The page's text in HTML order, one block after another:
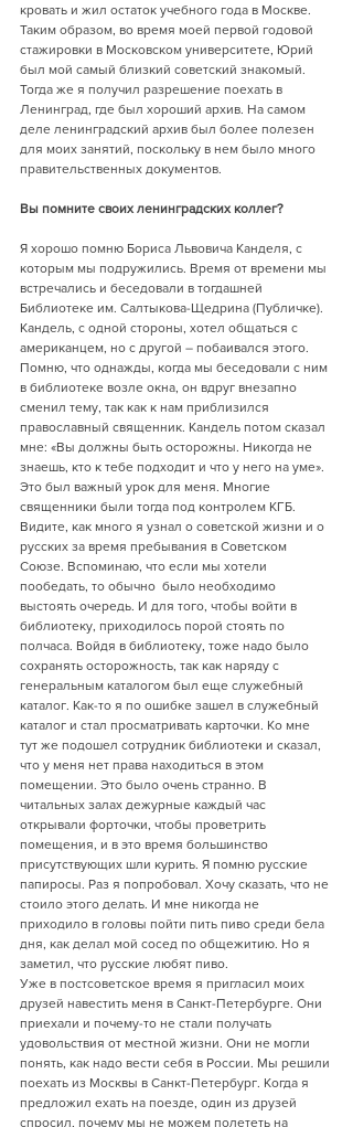
кровать и жил остаток учебного года в Москве.
Таким образом, во время моей первой годовой
стажировки в Московском университете, Юрий
был мой самый близкий советский знакомый.
Тогда же я получил разрешение поехать в
Ленинград, где был хороший архив. На самом
деле ленинградский архив был более полезен
для моих занятий, поскольку в нем было много
правительственных документов.
Вы помните своих ленинградских коллег?
Я хорошо помню Бориса Львовича Канделя, с
которым мы подружились. Время от времени мы
встречались и беседовали в тогдашней
Библиотеке им. Салтыкова-Щедрина (Публичке).
Кандель, с одной стороны, хотел общаться с
американцем, но с другой – побаивался этого.
Помню, что однажды, когда мы беседовали с ним
в библиотеке возле окна, он вдруг внезапно
сменил тему, так как к нам приблизился
православный священник. Кандель потом сказал
мне: «Вы должны быть осторожны. Никогда не
знаешь, кто к тебе подходит и что у него на уме».
Это был важный урок для меня. Многие
священники были тогда под контролем КГБ.
Видите, как много я узнал о советской жизни и о
русских за время пребывания в Советском
Союзе. Вспоминаю, что если мы хотели
пообедать, то обычно  было необходимо
выстоять очередь. И для того, чтобы войти в
библиотеку, приходилось порой стоять по
полчаса. Войдя в библиотеку, тоже надо было
сохранять осторожность, так как наряду с
генеральным каталогом был еще служебный
каталог. Как-то я по ошибке зашел в служебный
каталог и стал просматривать карточки. Ко мне
тут же подошел сотрудник библиотеки и сказал,
что у меня нет права находиться в этом
помещении. Это было очень странно. В
читальных залах дежурные каждый час
открывали форточки, чтобы проветрить
помещения, и в это время большинство
присутствующих шли курить. Я помню русские
папиросы. Раз я попробовал. Хочу сказать, что не
стоило этого делать. И мне никогда не
приходило в головы пойти пить пиво среди бела
дня, как делал мой сосед по общежитию. Но я
заметил, что русские любят пиво.
Уже в постсоветское время я пригласил моих
друзей навестить меня в Санкт-Петербурге. Они
приехали и почему-то не стали получать
удовольствия от местной жизни. Они не могли
понять, как надо вести себя в России. Мы решили
поехать из Москвы в Санкт-Петербург. Когда я
предложил ехать на поезде, один из друзей
спросил, почему мы не можем полететь на